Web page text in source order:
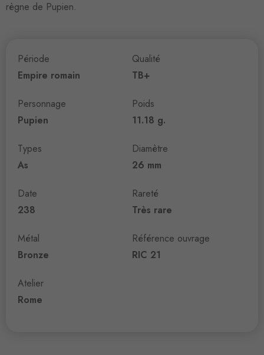
règne de Pupien.
Période
Empire romain
Personnage
Pupien
Types
As
Date
238
Métal
Bronze
Atelier
Rome
Qualité
TB+
Poids
11.18 g.
Diamètre
26 mm
Rareté
Très rare
Référence ouvrage
RIC 21